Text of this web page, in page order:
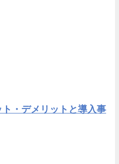
・デメリットと導入事